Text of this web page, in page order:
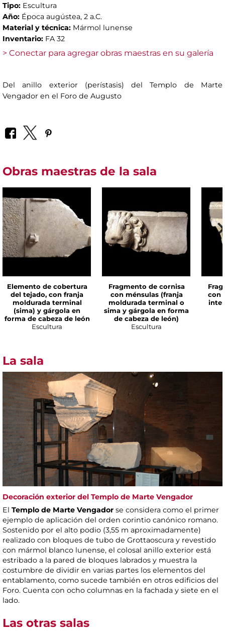
Tipo: Escultura
Año: Época augústea, 2 a.C.
Material y técnica: Mármol lunense
Inventario: FA 32
> Conectar para agregar obras maestras en su galería
Del anillo exterior (perístasis) del Templo de Marte
Vengador en el Foro de Augusto
Obras maestras de la sala
Elemento de cobertura
del tejado, con franja
moldurada terminal
(sima) y gárgola en
forma de cabeza de león
Escultura
Fragmento de cornisa
con ménsulas (franja
moldurada terminal o
sima y gárgola en forma
de cabeza de león)
Escultura
con
La sala
Decoración exterior del Templo de Marte Vengador
El Templo de Marte Vengador se considera como el primer
ejemplo de aplicación del orden corintio canónico romano.
Sostenido por el alto podio (3,55 m aproximadamente)
realizado con bloques de tubo de Grottaoscura y revestido
con mármol blanco lunense, el colosal anillo exterior está
estribado a la pared de bloques labrados y muestra la
costumbre de dividir en varias partes los elementos del
entablamento, como sucede también en otros edificios del
Foro. Cuenta con ocho columnas en la fachada y siete en el
lado.
Las otras salas